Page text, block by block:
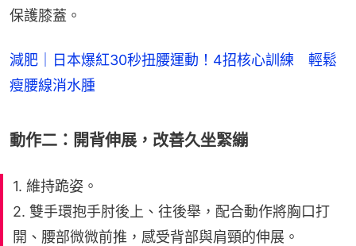
保護膝蓋。
減肥｜日本爆紅30秒扭腰運動！4招核心訓練 輕鬆
瘦腰線消水腫
動作二：開背伸展，改善久坐緊繃
1. 維持跪姿。
2. 雙手環抱手肘後上、往後舉，配合動作將胸口打
開、腰部微微前推，感受背部與肩頸的伸展。